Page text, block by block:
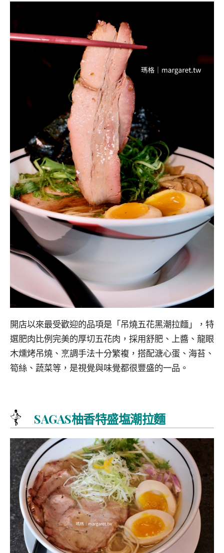
開店以來最受歡迎的品項是「吊燒五花黑潮拉麵」，特
選肥肉比例完美的厚切五花肉，採用舒肥、上醬、龍眼
木燻烤吊燒、烹調手法十分繁複，搭配溏心蛋、海苔、
筍絲、蔬菜等，是視覺與味覺都很豐盛的一品。
SAGAS柚香特盛塩潮拉麵